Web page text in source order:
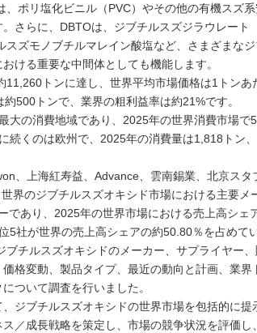
ポリ塩化ビニル（PVC）やその他の有機スズ
さらに、DBTOは、ジブチルスズジラウレート
スズモノブチルマレイン酸塩など、さまざまな
ける重要な中間体としても機能します。
トンに達し、世界平均市場価格は1トンあ
500トンで、業界の粗利益率は約21%です。
大の消費地域であり、2025年の世界消費市場で
続くのは欧州で、2025年の消費量は1,818トン
、上海紅寿益、Advance、雲南錫業、北京スタ
界のジブチルスズオキシド市場における主要メ
であり、2025年の世界市場における売上高シェ
社が世界の売上高シェアの約50.80％を占めてい
チルスズオキシドのメーカー、サプライヤー
格変動、製品タイプ、最近の動向と計画、業界
ついて調査を行いました。
ジブチルスズオキシドの世界市場を包括的に提
／成長戦略を策定し、市場の競争状況を評価し